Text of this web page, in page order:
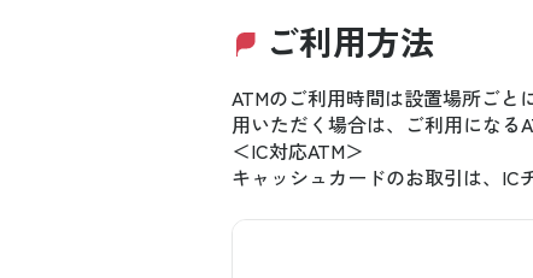
ご利用方法
ATMのご利用時間は設置場所ご
用いただく場合は、ご利用になる
＜IC対応ATM＞
キャッシュカードのお取引は、IC